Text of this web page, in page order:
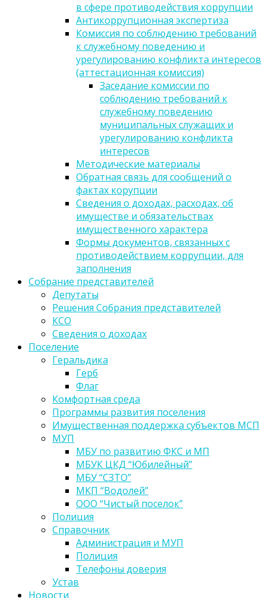
в сфере противодействия коррупции
Антикоррупционная экспертиза
Комиссия по соблюдению требований
к служебному поведению и
урегулированию конфликта интересов
(аттестационная комиссия)
Заседание комиссии по
соблюдению требований к
служебному поведению
муниципальных служащих и
урегулированию конфликта
интересов
Методические материалы
Обратная связь для сообщений о
фактах корупции
Сведения о доходах, расходах, об
имуществе и обязательствах
имущественного характера
Формы документов, связанных с
противодействием коррупции, для
заполнения
Собрание представителей
Депутаты
Решения Собрания представителей
КСО
Сведения о доходах
Поселение
Геральдика
Герб
Флаг
Комфортная среда
Программы развития поселения
Имущественная поддержка субъектов МСП
МУП
МБУ по развитию ФКС и МП
МБУК ЦКД “Юбилейный”
МБУ “СЗТО”
МКП “Водолей”
ООО “Чистый поселок”
Полиция
Справочник
Администрация и МУП
Полиция
Телефоны доверия
Устав
Новости